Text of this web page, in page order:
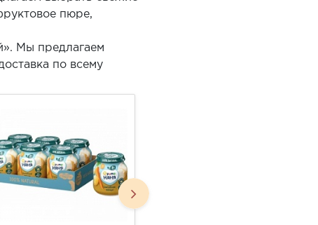
пюре,
Мы предлагаем
по всему